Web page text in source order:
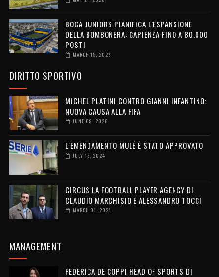
BOCA JUNIORS PIANIFICA L’ESPANSIONE
DELLA BOMBONERA: CAPIENZA FINO A 80.000
POSTI
MARCH 15, 2026
DIRITTO SPORTIVO
MICHEL PLATINI CONTRO GIANNI INFANTINO:
NUOVA CAUSA ALLA FIFA
JUNE 09, 2026
L'EMENDAMENTO MULÉ È STATO APPROVATO
JULY 12, 2024
CIRCUS LA FOOTBALL PLAYER AGENCY DI
CLAUDIO MARCHISIO E ALESSANDRO TOCCI
MARCH 01, 2024
MANAGEMENT
FEDERICA DE COPPI HEAD OF SPORTS DI